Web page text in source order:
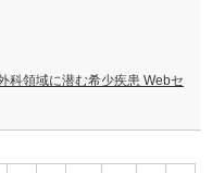
科領域に潜む希少疾患 Webセ